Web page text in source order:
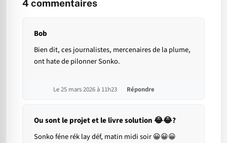
4 commentaires
Bob
Bien dit, ces journalistes, mercenaires de la plume,
ont hate de pilonner Sonko.
Le 25 mars 2026 à 11h23 Répondre
Ou sont le projet et le livre solution 😂😂?
Sonko féne rék lay déf, matin midi soir 😀😀😀